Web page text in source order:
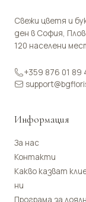
Свежи цветя и
ден в София,
120 населени
+359 876 01 89
Информация
За нас
Контакти
Какво казват
ни
Програма за